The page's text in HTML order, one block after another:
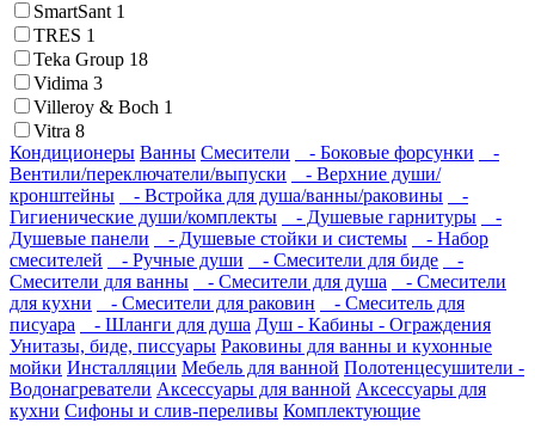
SmartSant 1
TRES 1
Teka Group 18
Vidima 3
Villeroy & Boch 1
Vitra 8
Кондиционеры Ванны Смесители - Боковые форсунки
-
Вентили/переключатели/выпуски
- Верхние души/
кронштейны
- Встройка для душа/ванны/раковины
-
Гигиенические души/комплекты
- Душевые гарнитуры
-
Душевые панели
- Душевые стойки и системы
- Набор
смесителей
- Ручные души - Смесители для биде
-
Смесители для ванны
- Смесители для душа
- Смесители
для кухни
- Смесители для раковин
- Смеситель для
писуара
- Шланги для душа Душ - Кабины - Ограждения
Унитазы, биде, писсуары Раковины для ванны и кухонные
мойки Инсталляции Мебель для ванной Полотенцесушители -
Водонагреватели Аксессуары для ванной Аксессуары для
кухни Сифоны и слив-переливы Комплектующие